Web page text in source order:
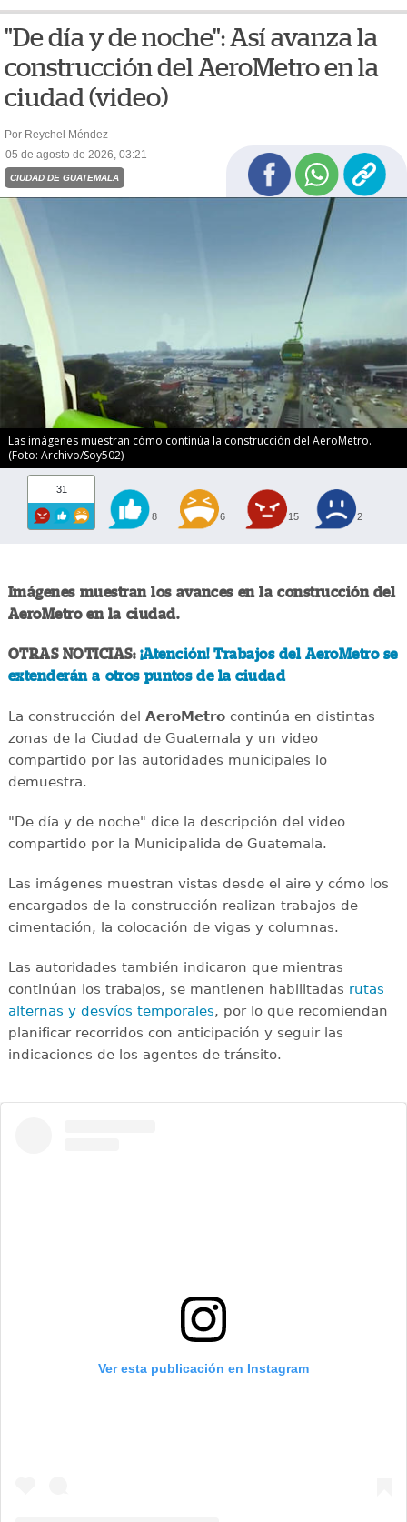
"De día y de noche": Así avanza la
construcción del AeroMetro en la
ciudad (video)
Por Reychel Méndez
05 de agosto de 2026, 03:21
CIUDAD DE GUATEMALA
Las imágenes muestran cómo continúa la construcción del AeroMetro.
(Foto: Archivo/Soy502)
31
8 6 15 2
Imágenes muestran los avances en la construcción del
AeroMetro en la ciudad.
OTRAS NOTICIAS: ¡Atención! Trabajos del AeroMetro se
extenderán a otros puntos de la ciudad
La construcción del AeroMetrocontinúa en distintas
zonas de la Ciudad de Guatemala y un video
compartido por las autoridades municipales lo
demuestra.
"De día y de noche" dice la descripción del video
compartido por la Municipalida de Guatemala.
Las imágenes muestran vistas desde el aire y cómo los
encargados de la construcción realizan trabajos de
cimentación, la colocación de vigas y columnas.
Las autoridades también indicaron que mientras
continúan los trabajos, se mantienen habilitadas rutas
alternas y desvíos temporales, por lo que recomiendan
planificar recorridos con anticipación y seguir las
indicaciones de los agentes de tránsito.
Ver esta publicación en Instagram